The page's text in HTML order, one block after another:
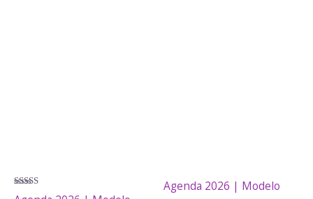
Valorado
Agenda 2026 | Modelo